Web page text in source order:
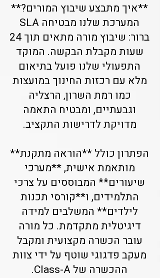
**איך מתבצע שיבוץ המורים?**
המערכת שלנו מבטיחה SLA
ברור: שיבוץ מורה מתאים תוך 24
שעות מקבלת הבקשה. המוקד
התפעולי שלנו פועל בתיאום
מלא עם רכזות החינוך במועצות
כמו רמת השרון, הרצליה
וגבעתיים, ומבטיח התאמה
מדויקת לדרישות התקציב.
הפתרון כולל **הוראה מתקנת**
מותאמת אישית, **מערכי
שיעורים** המבוססים על צרכי
התלמידים, ו**קורסי תכנות
לילדים** המשלבים למידה
דיגיטלית מתקדמת. כל מורה
עובר הכשרה מקצועית ומקבל
מעקב פדגוגי שוטף על ידי צוות
ההכשרה של Class-A.